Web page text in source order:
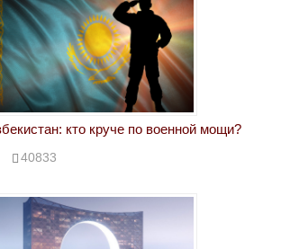
кто круче по военной мощи?
40833